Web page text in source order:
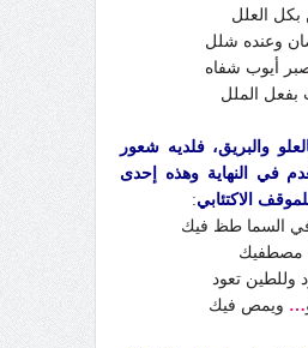
بكل العلل
وعنده شلل
أيوب شفاه
بفعل الملل
والبريق، فلديه شعور
في النهاية وهذه إحدى
الاكتئابي:
في السما طظ فيك
مصطفيك
وللطين تعود
… ويمص فيك